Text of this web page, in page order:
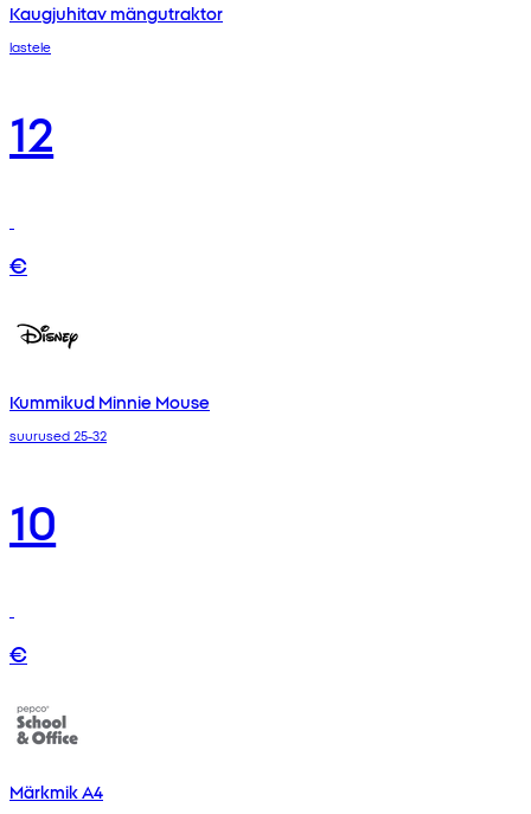
Kaugjuhitav mängutraktor
lastele
12
€
Kummikud Minnie Mouse
suurused 25-32
10
€
Märkmik A4